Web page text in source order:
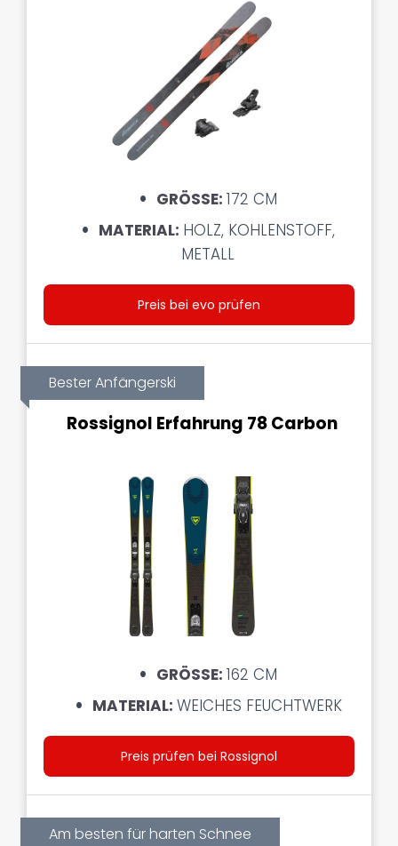
GRÖSSE: 172 CM
MATERIAL: HOLZ, KOHLENSTOFF,
METALL
Preis bei evo prüfen
Bester Anfängerski
Rossignol Erfahrung 78 Carbon
GRÖSSE: 162 CM
MATERIAL: WEICHES FEUCHTWERK
Preis prüfen bei Rossignol
Am besten für harten Schnee